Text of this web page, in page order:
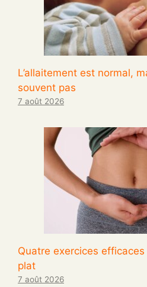
L’allaitement est normal,
souvent pas
7 août 2026
Quatre exercices
plat
7 août 2026